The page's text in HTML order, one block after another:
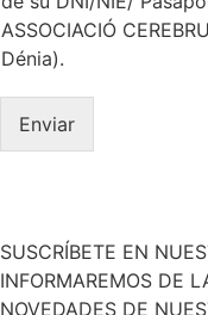
v
a
c
i
ASSOCIACIÓ
Dénia).
Enviar
SUSCRÍBETE EN
INFORMAREMOS DE
NOVEDADES DE